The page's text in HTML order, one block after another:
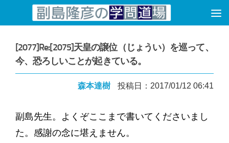
コンテンツへスキップ
[2077]Re:[2075]天皇の譲位（じょうい）を巡って、
今、恐ろしいことが起きている。
森本達樹 投稿日：2017/01/12 06:41
副島先生。よくぞここまで書いてくださいまし
た。感謝の念に堪えません。